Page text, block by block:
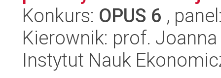
Konkurs: OPUS 6 ,
Kierownik: prof.
Instytut Nauk